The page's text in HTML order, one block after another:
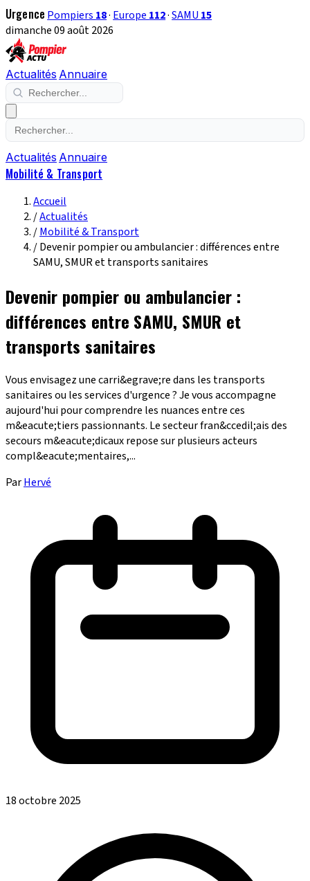
Urgence Pompiers 18· Europe 112·SAMU 15
dimanche 09 août 2026
Actualités Annuaire
Actualités Annuaire
Mobilité & Transport
Accueil
/Actualités
/Mobilité & Transport
/Devenir pompier ou ambulancier : différences entre
SAMU, SMUR et transports sanitaires
Devenir pompier ou ambulancier :
différences entre SAMU, SMUR et
transports sanitaires
Vous envisagez une carri&egrave;re dans les transports
sanitaires ou les services d'urgence ? Je vous accompagne
aujourd'hui pour comprendre les nuances entre ces
m&eacute;tiers passionnants. Le secteur fran&ccedil;ais des
secours m&eacute;dicaux repose sur plusieurs acteurs
compl&eacute;mentaires,...
ParHervé
18 octobre 2025